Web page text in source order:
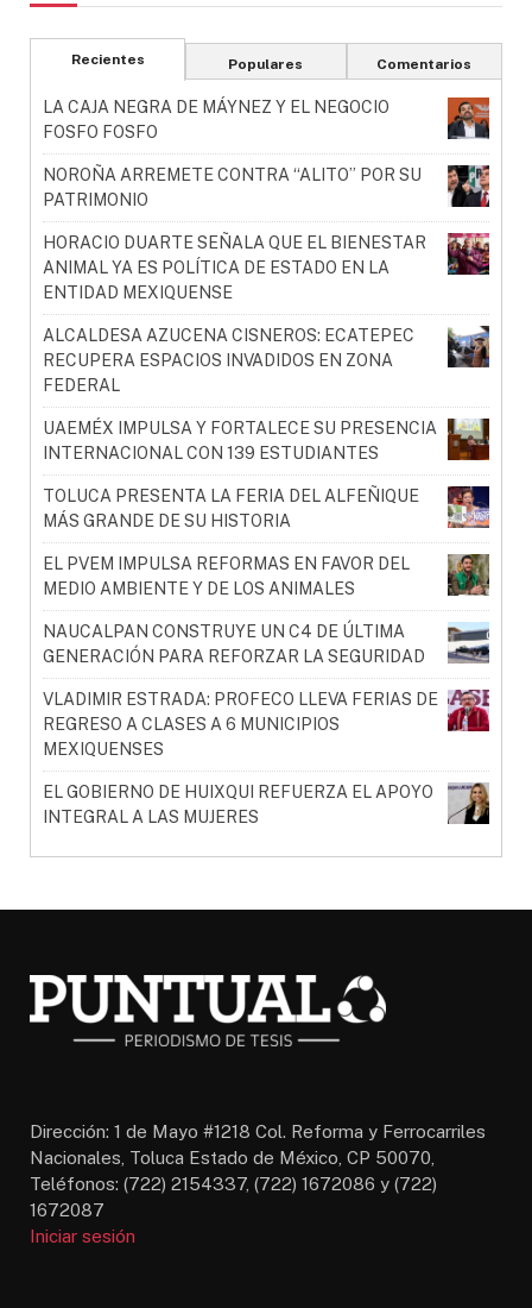
Recientes Populares Comentarios
LA CAJA NEGRA DE MÁYNEZ Y EL NEGOCIO
FOSFO FOSFO
NOROÑA ARREMETE CONTRA “ALITO” POR SU
PATRIMONIO
HORACIO DUARTE SEÑALA QUE EL BIENESTAR
ANIMAL YA ES POLÍTICA DE ESTADO EN LA
ENTIDAD MEXIQUENSE
ALCALDESA AZUCENA CISNEROS: ECATEPEC
RECUPERA ESPACIOS INVADIDOS EN ZONA
FEDERAL
UAEMÉX IMPULSA Y FORTALECE SU PRESENCIA
INTERNACIONAL CON 139 ESTUDIANTES
TOLUCA PRESENTA LA FERIA DEL ALFEÑIQUE
MÁS GRANDE DE SU HISTORIA
EL PVEM IMPULSA REFORMAS EN FAVOR DEL
MEDIO AMBIENTE Y DE LOS ANIMALES
NAUCALPAN CONSTRUYE UN C4 DE ÚLTIMA
GENERACIÓN PARA REFORZAR LA SEGURIDAD
VLADIMIR ESTRADA: PROFECO LLEVA FERIAS DE
REGRESO A CLASES A 6 MUNICIPIOS
MEXIQUENSES
EL GOBIERNO DE HUIXQUI REFUERZA EL APOYO
INTEGRAL A LAS MUJERES
Dirección: 1 de Mayo #1218 Col. Reforma y Ferrocarriles
Nacionales, Toluca Estado de México, CP 50070,
Teléfonos: (722) 2154337, (722) 1672086 y (722)
1672087
Iniciar sesión